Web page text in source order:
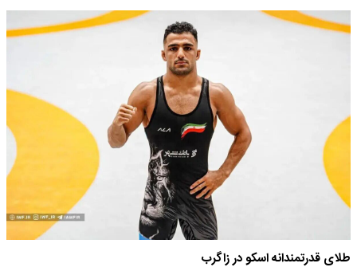
طلای قدرتمندانه اسکو در زاگرب